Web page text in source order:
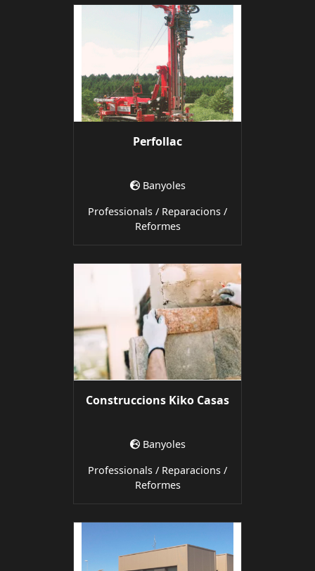
Perfollac
Banyoles
Professionals / Reparacions /
Reformes
Construccions Kiko Casas
Banyoles
Professionals / Reparacions /
Reformes